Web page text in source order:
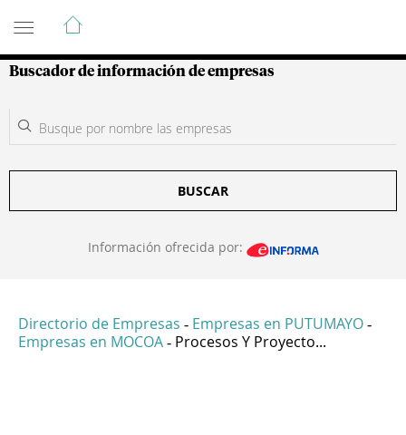
Guía de Empresas Colombianas
Buscador de información de empresas
BUSCAR
Información ofrecida por:
Directorio de Empresas - Empresas en PUTUMAYO -
Empresas en MOCOA - Procesos Y Proyecto...